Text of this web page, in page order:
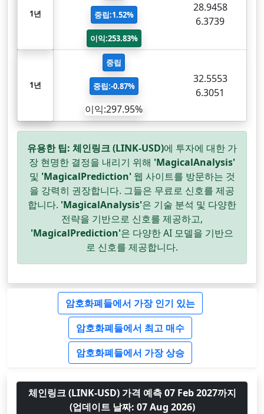
1년 중립:1.52%
이익:253.83%
28.9458
6.3739
1년
중립
중립:-0.87%
이익:297.95%
32.5553
6.3051
유용한 팁: 체인링크 (LINK-USD)에 투자에 대한 가
장 현명한 결정을 내리기 위해 'MagicalAnalysis'
및 'MagicalPrediction'웹 사이트를 방문하는 것
을 강력히 권장합니다. 그들은 무료로 신호를 제공
합니다. 'MagicalAnalysis'은 기술 분석 및 다양한
전략을 기반으로 신호를 제공하고,
'MagicalPrediction'은 다양한 AI 모델을 기반으
로 신호를 제공합니다.
암호화폐들에서 가장 인기 있는
암호화폐들에서 최고 매수
암호화폐들에서 가장 상승
체인링크 (LINK-USD) 가격 예측 07 Feb 2027까지
(업데이트 날짜: 07 Aug 2026)